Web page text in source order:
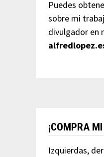
Puedes
sobre mi
divulgador en
¡COMPRA
Izquierdas,